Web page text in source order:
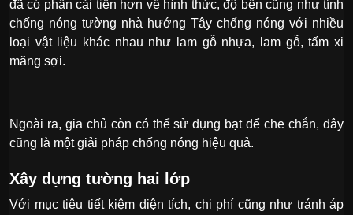
đã có phần cải tiến hơn về hình thức, độ bền cũng như tính
chống nóng tường nhà hướng Tây chống nóng với nhiều
loại vật liệu khác nhau như lam gỗ nhựa, lam gỗ, tấm xi
măng sợi.
Ngoài ra, gia chủ còn có thể sử dụng bạt để che chắn, đây
cũng là một giải pháp chống nóng hiệu quả.
Xây dựng tường hai lớp
Với mục tiêu tiết kiệm diện tích, chi phí cũng như tránh áp